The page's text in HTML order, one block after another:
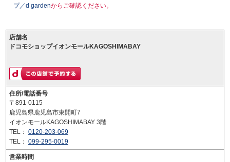
プ／d gardenからご確認ください。
店舗名
ドコモショップイオンモールKAGOSHIMABAY
住所/電話番号
〒891-0115
鹿児島県鹿児島市東開町7
イオンモールKAGOSHIMABAY 3階
TEL： 0120-203-069
TEL： 099-295-0019
営業時間